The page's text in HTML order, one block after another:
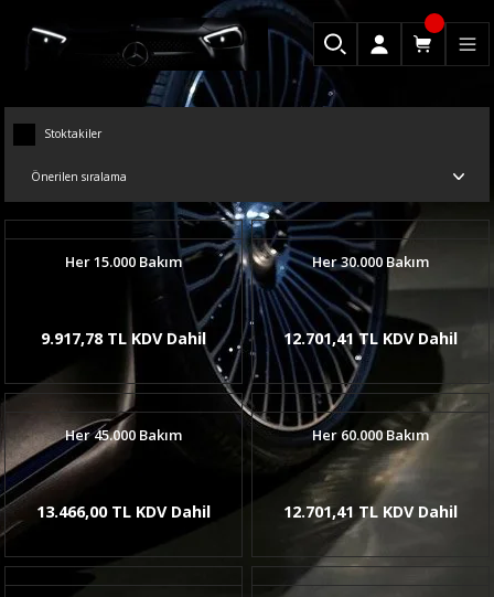
Stoktakiler
Her 15.000 Bakım
9.917,78 TL KDV Dahil
Her 30.000 Bakım
12.701,41 TL KDV Dahil
Her 45.000 Bakım
13.466,00 TL KDV Dahil
Her 60.000 Bakım
12.701,41 TL KDV Dahil